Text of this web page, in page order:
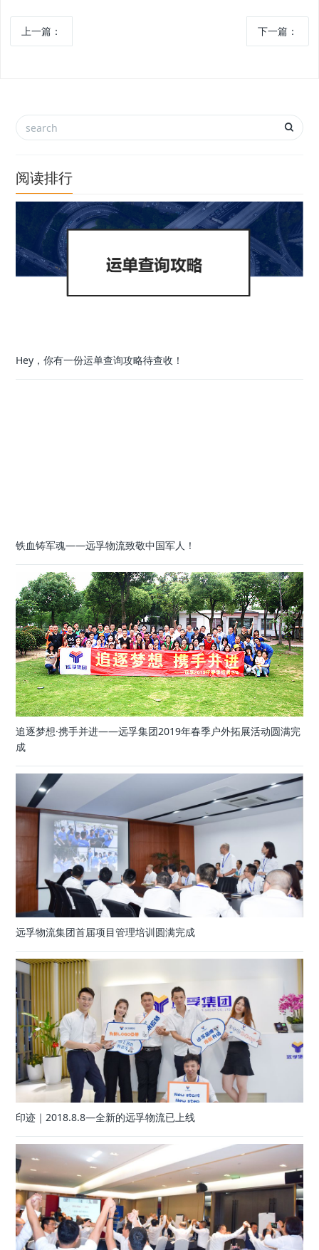
上一篇： 下一篇：
阅读排行
Hey，你有一份运单查询攻略待查收！
铁血铸军魂——远孚物流致敬中国军人！
追逐梦想·携手并进——远孚集团2019年春季户外拓展活动圆满完
成
远孚物流集团首届项目管理培训圆满完成
印迹｜2018.8.8—全新的远孚物流已上线